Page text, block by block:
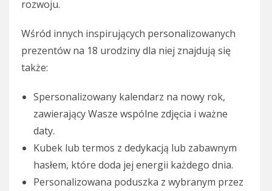
rozwoju.
Wśród innych inspirujących personalizowanych
prezentów na 18 urodziny dla niej znajdują się
także:
Spersonalizowany kalendarz na nowy rok,
zawierający Wasze wspólne zdjęcia i ważne
daty.
Kubek lub termos z dedykacją lub zabawnym
hasłem, które doda jej energii każdego dnia.
Personalizowana poduszka z wybranym przez